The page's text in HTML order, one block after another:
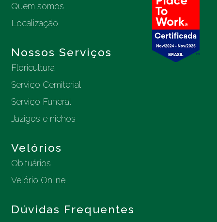
Quem somos
Localização
Nossos Serviços
Floricultura
Serviço Cemiterial
Serviço Funeral
Jazigos e nichos
Velórios
Obituários
Velório Online
Dúvidas Frequentes